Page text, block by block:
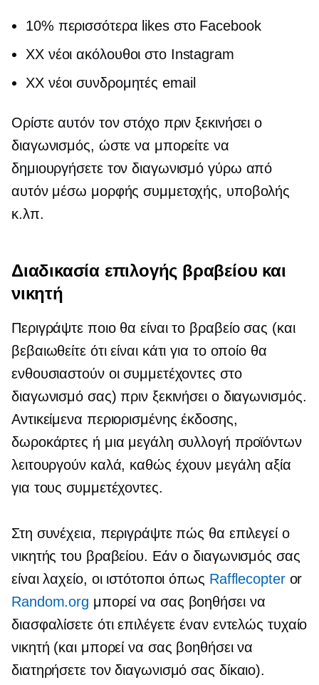
10% περισσότερα likes στο Facebook
XX νέοι ακόλουθοι στο Instagram
XX νέοι συνδρομητές email
Ορίστε αυτόν τον στόχο πριν ξεκινήσει ο
διαγωνισμός, ώστε να μπορείτε να
δημιουργήσετε τον διαγωνισμό γύρω από
αυτόν μέσω μορφής συμμετοχής, υποβολής
κ.λπ.
Διαδικασία επιλογής βραβείου και
νικητή
Περιγράψτε ποιο θα είναι το βραβείο σας (και
βεβαιωθείτε ότι είναι κάτι για το οποίο θα
ενθουσιαστούν οι συμμετέχοντες στο
διαγωνισμό σας) πριν ξεκινήσει ο διαγωνισμός.
Αντικείμενα περιορισμένης έκδοσης,
δωροκάρτες ή μια μεγάλη συλλογή προϊόντων
λειτουργούν καλά, καθώς έχουν μεγάλη αξία
για τους συμμετέχοντες.
Στη συνέχεια, περιγράψτε πώς θα επιλεγεί ο
νικητής του βραβείου. Εάν ο διαγωνισμός σας
είναι λαχείο, οι ιστότοποι όπως Rafflecopteror
Random.org μπορεί να σας βοηθήσει να
διασφαλίσετε ότι επιλέγετε έναν εντελώς τυχαίο
νικητή (και μπορεί να σας βοηθήσει να
διατηρήσετε τον διαγωνισμό σας δίκαιο).